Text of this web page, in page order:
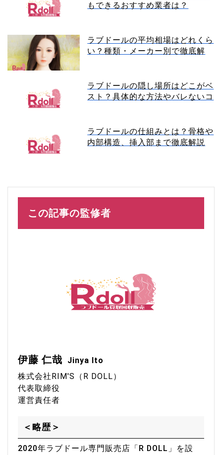
もできるおすすめ業者は？
ラブドールの平均相場はどれくら
い？種類・メーカー別で徹底解
ラブドールの隠し場所はどこがベ
スト？具体的な方法やバレないコ
ラブドールの仕組みとは？骨格や
内部構造、挿入部まで徹底解説
この記事の監修者
伊藤 仁哉
Jinya Ito
株式会社RIM′S（R DOLL）
代表取締役
運営責任者
＜略歴＞
2020年ラブドール専門販売店「R DOLL」を設